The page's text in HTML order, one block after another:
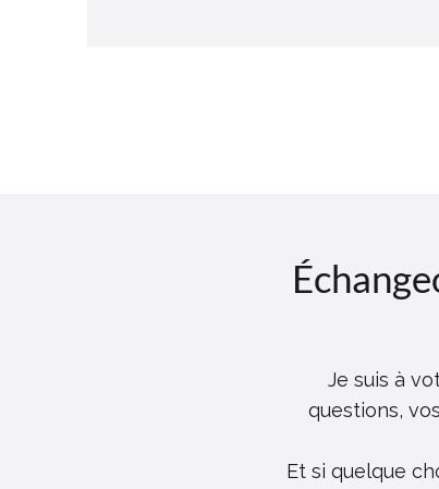
Je suis à
questions,
Et si quelque